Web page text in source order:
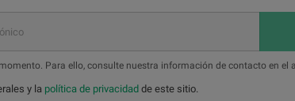
Para ello, consulte nuestra información de contacto en el
y la política de privacidad de este sitio.